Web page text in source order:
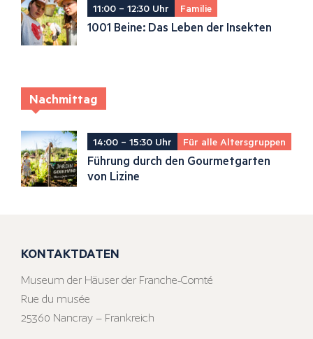
11:00 – 12:30 Uhr Familie
1001 Beine: Das Leben der Insekten
Nachmittag
14:00 – 15:30 Uhr Für alle Altersgruppen
Führung durch den Gourmetgarten
von Lizine
KONTAKTDATEN
Museum der Häuser der Franche-Comté
Rue du musée
25360 Nancray – Frankreich